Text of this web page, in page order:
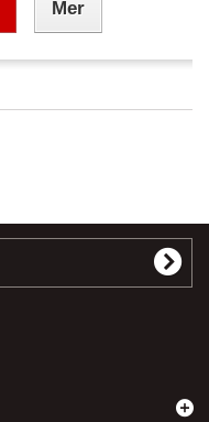
Mer